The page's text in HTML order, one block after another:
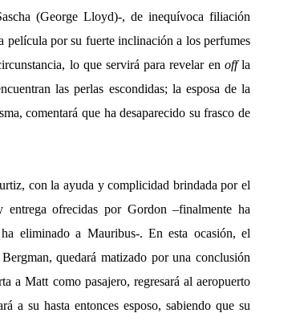
(George Lloyd)-, de inequívoca filiación
película por su fuerte inclinación a los perfumes
lo que servirá para revelar en offla
las perlas escondidas; la esposa de la
comentará que ha desaparecido su frasco de
con la ayuda y complicidad brindada por el
ofrecidas por Gordon –finalmente ha
eliminado a Mauribus-. En esta ocasión, el
quedará matizado por una conclusión
a Matt como pasajero, regresará al aeropuerto
a su hasta entonces esposo, sabiendo que su